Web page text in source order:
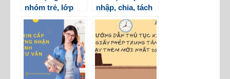
nhóm trẻ, lớp
mẫu giáo độc lập
nhập, chia, tách
trường trung
học cơ sở ngoài
công lập